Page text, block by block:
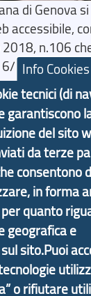
di Genova
accessibile,
n.106
2102 del
Interne
si
nazionale
per
Info Cookies
tecnici (di
garantiscono
del sito
da terze
consentono
in forma
quanto
geografica e
sito.Puoi
o rifiutare